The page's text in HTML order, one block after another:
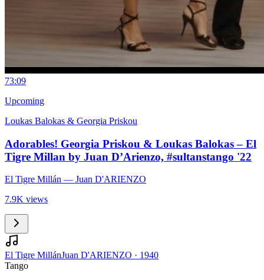
73:09
Upcoming
Loukas Balokas & Georgia Priskou
Adorables! Georgia Priskou & Loukas Balokas – El
Tigre Millan by Juan D’Arienzo, #sultanstango '22
El Tigre Millán — Juan D'ARIENZO
7.9K views
El Tigre MillánJuan D'ARIENZO · 1940
Tango